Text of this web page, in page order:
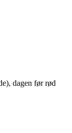
dagen før rød